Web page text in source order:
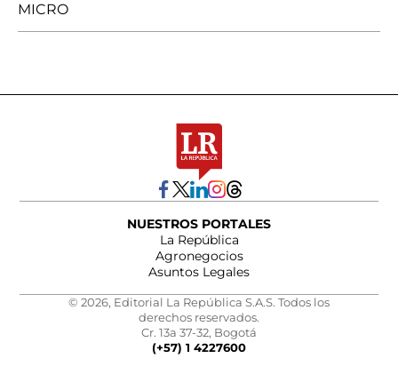
MICRO
NUESTROS PORTALES
La República
Agronegocios
Asuntos Legales
© 2026, Editorial La República S.A.S. Todos los
derechos reservados.
Cr. 13a 37-32, Bogotá
(+57) 1 4227600